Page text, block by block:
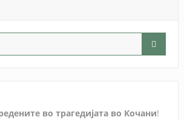
во трагедијата во Кочани!